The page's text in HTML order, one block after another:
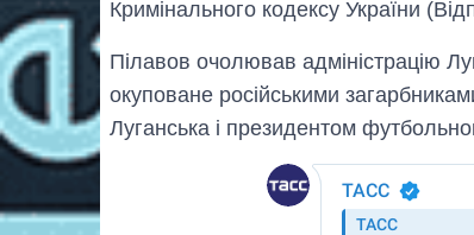
Кримінального кодексу України
Пілавов очолював адміністрацію
окуповане російськими
Луганська і президентом